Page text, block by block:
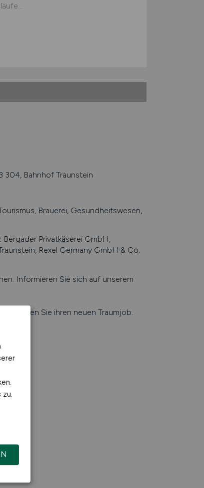
304, Bahnhof Traunstein
Brauerei, Gesundheitswesen,
: Bergader Privatkäserei GmbH,
Rexel Germany GmbH & Co.
Informieren Sie sich auf unserem
finden Sie ihren neuen Traumjob.
zu.